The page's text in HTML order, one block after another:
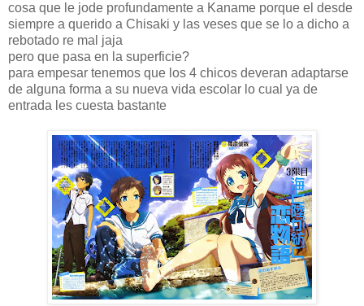
cosa que le jode profundamente a Kaname porque el desde
siempre a querido a Chisaki y las veses que se lo a dicho a
rebotado re mal jaja
pero que pasa en la superficie?
para empesar tenemos que los 4 chicos deveran adaptarse
de alguna forma a su nueva vida escolar lo cual ya de
entrada les cuesta bastante